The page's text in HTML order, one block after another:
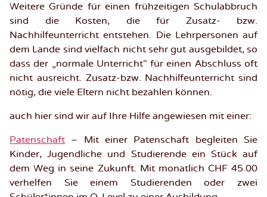
Weitere Gründe für einen frühzeitigen Schulabbruch
sind die Kosten, die für Zusatz- bzw.
Nachhilfeunterricht entstehen. Die Lehrpersonen auf
dem Lande sind vielfach nicht sehr gut ausgebildet, so
dass der „normale Unterricht“ für einen Abschluss oft
nicht ausreicht. Zusatz-bzw. Nachhilfeunterricht sind
nötig, die viele Eltern nicht bezahlen können.
auch hier sind wir auf Ihre Hilfe angewiesen mit einer:
Patenschaft – Mit einer Patenschaft begleiten Sie
Kinder, Jugendliche und Studierende ein Stück auf
dem Weg in seine Zukunft. Mit monatlich CHF 45.00
verhelfen Sie einem Studierenden oder zwei